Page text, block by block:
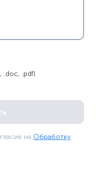
.doc, .pdf)
на Обработку